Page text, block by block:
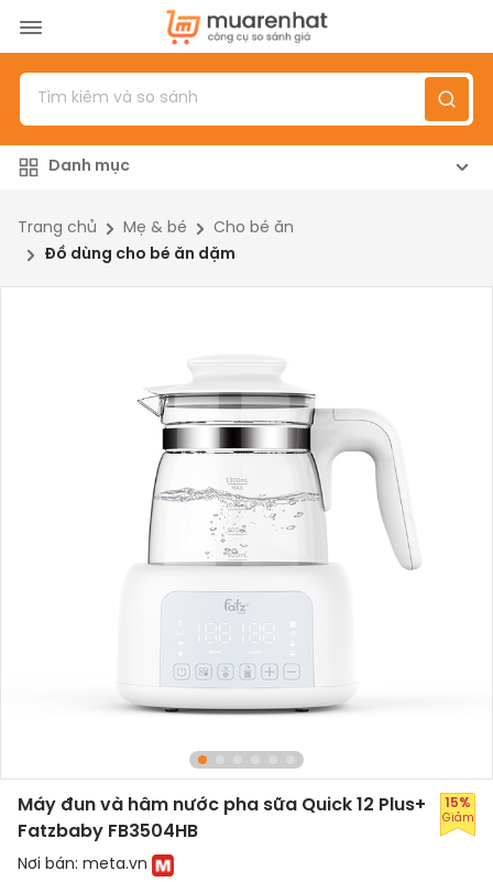
Menu
Sản phẩm
Đánh giá sản phẩm
Danh mục
Trang chủ Mẹ & bé
Cho bé ăn
Đồ dùng cho bé ăn dặm
15%
Giảm
Máy đun và hâm nước pha sữa Quick 12 Plus+
Fatzbaby FB3504HB
Nơi bán: meta.vn